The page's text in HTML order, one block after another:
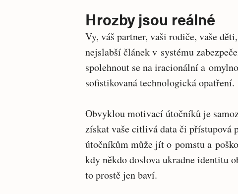
Hrozby jsou reálné
Vy, váš partner, vaši rodiče, vaše
nejslabší článek v systému
spolehnout se na iracionální a
sofistikovaná technologická opatření.
Obvyklou motivací útočníků je
získat vaše citlivá data či
útočníkům může jít o pomstu a
kdy někdo doslova ukradne identitu
to prostě jen baví.